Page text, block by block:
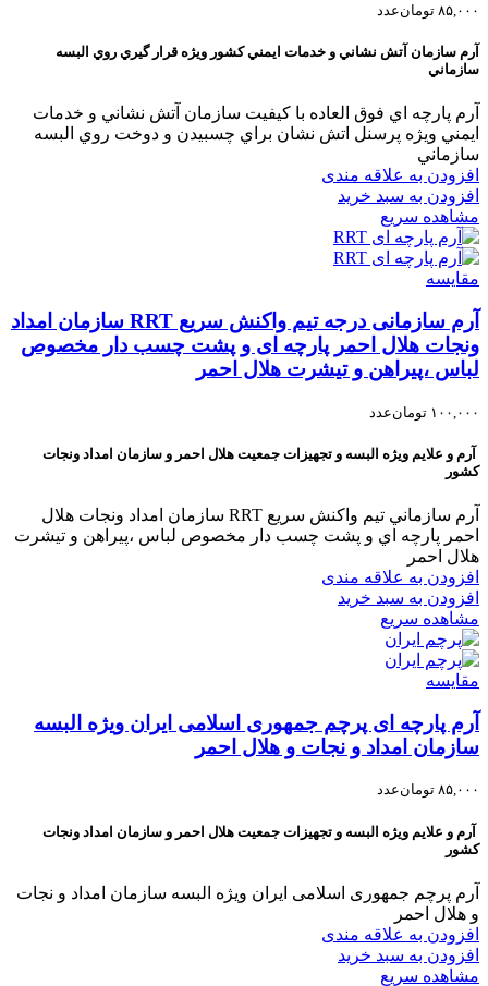
۸۵,۰۰۰ تومانعدد
آرم سازمان آتش نشاني و خدمات ايمني کشور ويژه قرار گيري روي البسه
سازماني
آرم پارچه اي فوق العاده با کيفيت سازمان آتش نشاني و خدمات
ايمني ويژه پرسنل اتش نشان براي چسبيدن و دوخت روي البسه
سازماني
افزودن به علاقه مندی
افزودن به سبد خرید
مشاهده سریع
مقایسه
آرم سازمانی درجه تیم واکنش سریع RRT سازمان امداد
ونجات هلال احمر پارچه ای و پشت چسب دار مخصوص
لباس ،پیراهن و تیشرت هلال احمر
۱۰۰,۰۰۰ تومانعدد
آرم و علایم ویژه البسه و تجهیزات جمعیت هلال احمر و سازمان امداد ونجات
کشور
آرم سازماني تیم واکنش سریع RRT سازمان امداد ونجات هلال
احمر پارچه اي و پشت چسب دار مخصوص لباس ،پيراهن و تيشرت
هلال احمر
افزودن به علاقه مندی
افزودن به سبد خرید
مشاهده سریع
مقایسه
آرم پارچه ای پرچم جمهوری اسلامی ایران ویژه البسه
سازمان امداد و نجات و هلال احمر
۸۵,۰۰۰ تومانعدد
آرم و علایم ویژه البسه و تجهیزات جمعیت هلال احمر و سازمان امداد ونجات
کشور
آرم پرچم جمهوری اسلامی ایران ویژه البسه سازمان امداد و نجات
و هلال احمر
افزودن به علاقه مندی
افزودن به سبد خرید
مشاهده سریع